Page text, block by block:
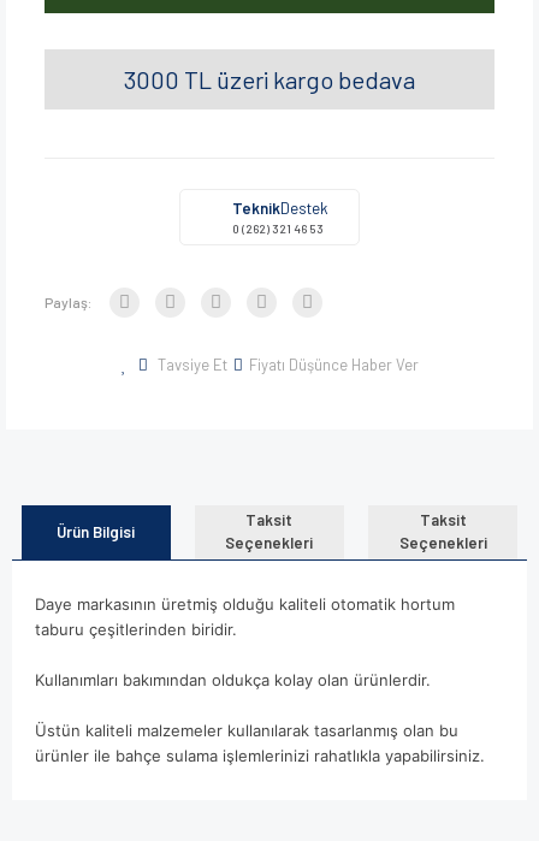
3000 TL üzeri kargo bedava
TeknikDestek
0 (262) 321 46 53
Paylaş:
Tavsiye Et Fiyatı Düşünce Haber Ver
Ürün Bilgisi
Taksit
Seçenekleri
Taksit
Seçenekleri
Daye markasının üretmiş olduğu kaliteli otomatik hortum
taburu çeşitlerinden biridir.
Kullanımları bakımından oldukça kolay olan ürünlerdir.
Üstün kaliteli malzemeler kullanılarak tasarlanmış olan bu
ürünler ile bahçe sulama işlemlerinizi rahatlıkla yapabilirsiniz.